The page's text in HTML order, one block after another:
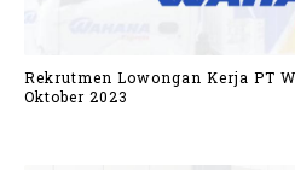
Rekrutmen Lowongan Kerja PT
Oktober 2023